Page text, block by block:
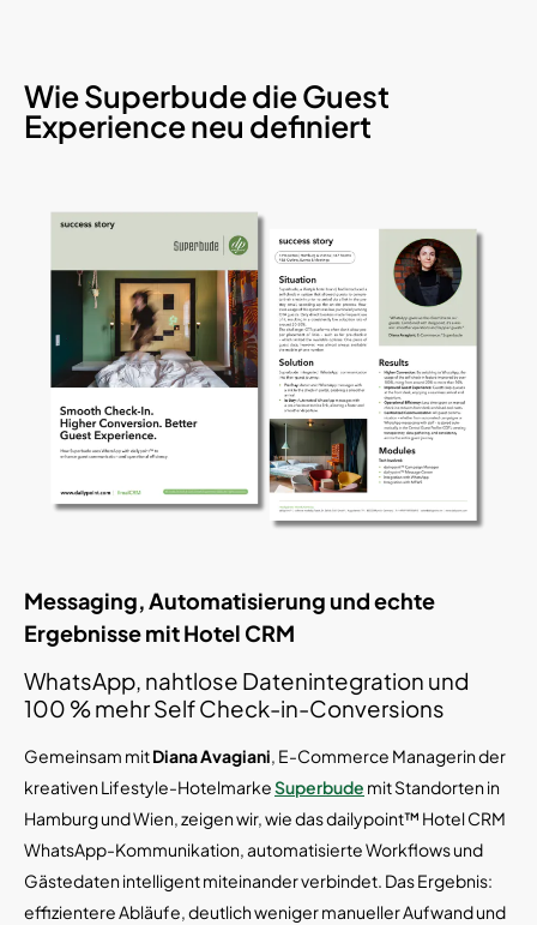
Wie Superbude die Guest
Experience neu definiert
Messaging, Automatisierung und echte
Ergebnisse mit Hotel CRM
WhatsApp, nahtlose Datenintegration und
100 % mehr Self Check-in-Conversions
Gemeinsam mitDiana Avagiani, E-Commerce Managerin der
kreativen Lifestyle-HotelmarkeSuperbude mit Standorten in
Hamburg und Wien, zeigen wir, wie das dailypoint™ Hotel CRM
WhatsApp-Kommunikation, automatisierte Workflows und
Gästedaten intelligent miteinander verbindet. Das Ergebnis:
effizientere Abläufe, deutlich weniger manueller Aufwand und